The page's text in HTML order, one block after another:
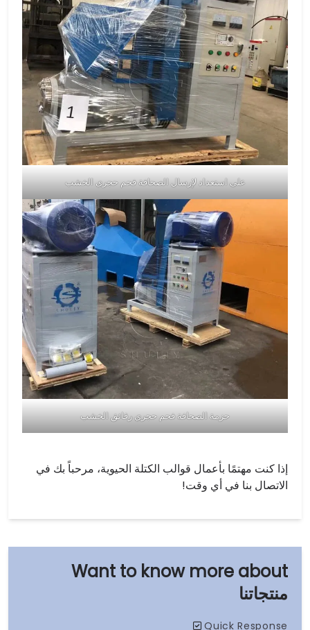
منتجاتنا
على استعداد لإرسال الصحافة فحم حجري الخشب
حزمة الصحافة فحم حجري رقائق الخشب
إذا كنت مهتمًا بأعمال قوالب الكتلة الحيوية، مرحباً بك في
الاتصال بنا في أي وقت!